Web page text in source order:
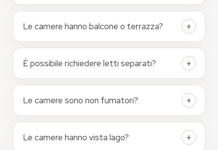
Le camere hanno balcone o terrazza?
È possibile richiedere letti separati?
Le camere sono non fumatori?
Le camere hanno vista lago?